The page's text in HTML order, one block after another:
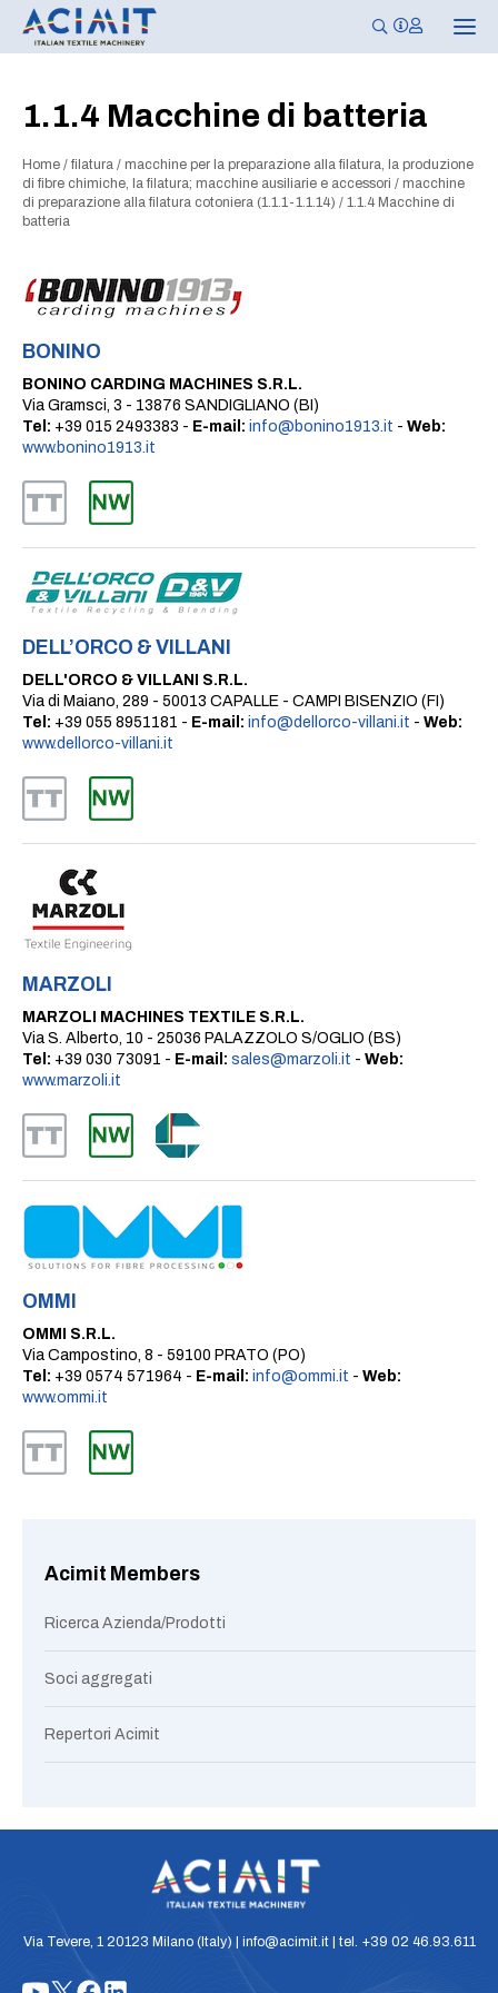
N
a
1.1.4 Macchine di batteria
Home / filatura / macchine per la preparazione alla filatura, la produzione
di fibre chimiche, la filatura; macchine ausiliarie e accessori / macchine
di preparazione alla filatura cotoniera (1.1.1-1.1.14) / 1.1.4 Macchine di
batteria
BONINO
BONINO CARDING MACHINES S.R.L.
Via Gramsci, 3 - 13876 SANDIGLIANO (BI)
Tel: +39 015 2493383 - E-mail: info@bonino1913.it - Web:
www.bonino1913.it
DELL’ORCO & VILLANI
DELL'ORCO & VILLANI S.R.L.
Via di Maiano, 289 - 50013 CAPALLE - CAMPI BISENZIO (FI)
Tel: +39 055 8951181 - E-mail: info@dellorco-villani.it - Web:
www.dellorco-villani.it
MARZOLI
MARZOLI MACHINES TEXTILE S.R.L.
Via S. Alberto, 10 - 25036 PALAZZOLO S/OGLIO (BS)
Tel: +39 030 73091 - E-mail: sales@marzoli.it - Web:
www.marzoli.it
OMMI
OMMI S.R.L.
Via Campostino, 8 - 59100 PRATO (PO)
Tel: +39 0574 571964 - E-mail: info@ommi.it - Web:
www.ommi.it
Acimit Members
Ricerca Azienda/Prodotti
Soci aggregati
Repertori Acimit
Via Tevere, 1 20123 Milano (Italy) | info@acimit.it | tel. +39 02 46.93.611